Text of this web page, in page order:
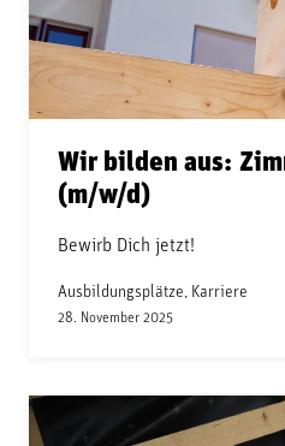
Wir bilden aus:
(m/w/d)
Bewirb Dich jetzt!
Ausbildungsplätze, Karriere
28. November 2025